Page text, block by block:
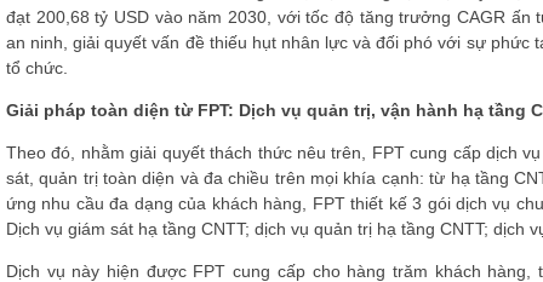
đạt 200,68 tỷ USD vào năm 2030, với tốc độ tăng trưởng CAGR
an ninh, giải quyết vấn đề thiếu hụt nhân lực và đối phó với sự phức
tổ chức.
Giải pháp toàn diện từ FPT: Dịch vụ quản trị, vận hành hạ tầng
Theo đó, nhằm giải quyết thách thức nêu trên, FPT cung cấp dịch
sát, quản trị toàn diện và đa chiều trên mọi khía cạnh: từ hạ tầng
ứng nhu cầu đa dạng của khách hàng, FPT thiết kế 3 gói dịch vụ
Dịch vụ giám sát hạ tầng CNTT; dịch vụ quản trị hạ tầng CNTT; dịch
Dịch vụ này hiện được FPT cung cấp cho hàng trăm khách